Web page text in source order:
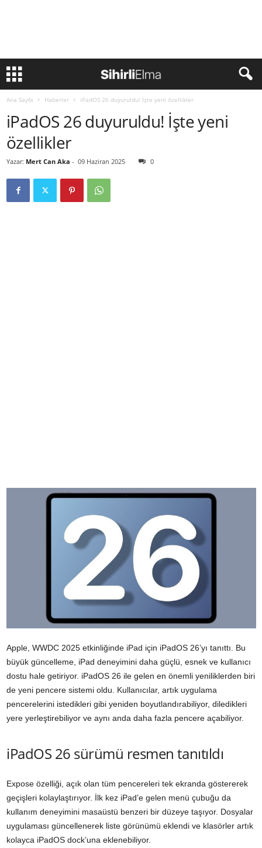
Ana Sayfa Haberler iPadOS 26 duyuruldu! İşte yeni özellikler
iPadOS 26 duyuruldu! İşte yeni
özellikler
Yazar: Mert Can Aka - 09 Haziran 2025 0
Apple, WWDC 2025 etkinliğinde iPad için iPadOS 26’yı tanıttı. Bu
büyük güncelleme, iPad deneyimini daha güçlü, esnek ve kullanıcı
dostu hale getiriyor. iPadOS 26 ile gelen en önemli yeniliklerden biri
de yeni pencere sistemi oldu. Kullanıcılar, artık uygulama
pencerelerini istedikleri gibi yeniden boyutlandırabiliyor, diledikleri
yere yerleştirebiliyor ve aynı anda daha fazla pencere açabiliyor.
iPadOS 26 sürümü resmen tanıtıldı
Expose özelliği, açık olan tüm pencereleri tek ekranda göstererek
geçişleri kolaylaştırıyor. İlk kez iPad’e gelen menü çubuğu da
kullanım deneyimini masaüstü benzeri bir düzeye taşıyor. Dosyalar
uygulaması güncellenerek liste görünümü eklendi ve klasörler artık
kolayca iPadOS dock’una eklenebiliyor.